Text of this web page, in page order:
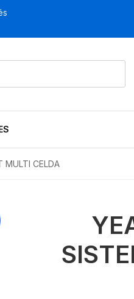
MULTI CELDA